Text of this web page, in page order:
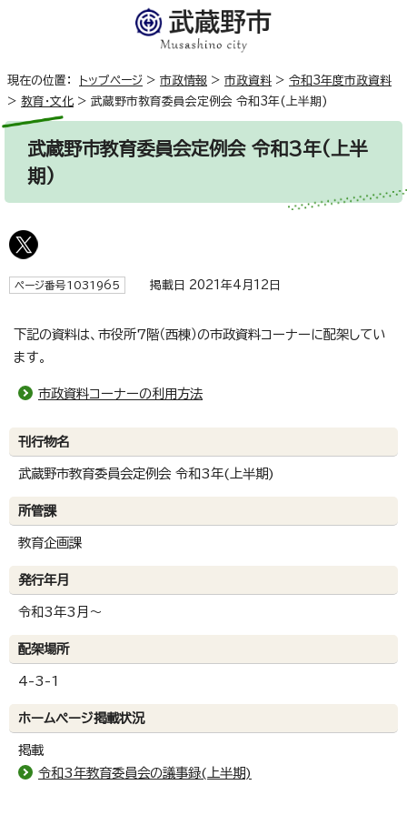
現在の位置： トップページ > 市政情報 > 市政資料 > 令和3年度市政資料
> 教育・文化 > 武蔵野市教育委員会定例会 令和3年(上半期)
武蔵野市教育委員会定例会 令和3年(上半
期)
ページ番号1031965 掲載日 2021年4月12日
下記の資料は、市役所7階（西棟）の市政資料コーナーに配架してい
ます。
市政資料コーナーの利用方法
刊行物名
武蔵野市教育委員会定例会 令和3年(上半期)
所管課
教育企画課
発行年月
令和3年3月～
配架場所
4-3-1
ホームページ掲載状況
掲載
令和3年教育委員会の議事録(上半期)